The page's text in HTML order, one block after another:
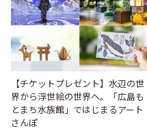
【チケットプレゼント】水辺の世
界から浮世絵の世界へ。「広島も
とまち水族館」ではじまるアート
さんぽ